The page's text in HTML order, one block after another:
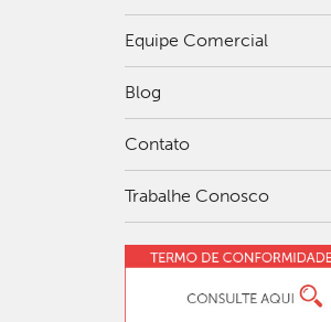
Equipe Comercial
Blog
Contato
Trabalhe Conosco